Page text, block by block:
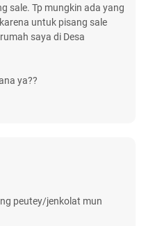
sale. Tp mungkin ada yang
untuk pisang sale
saya di Desa
ya??
peutey/jenkolat mun